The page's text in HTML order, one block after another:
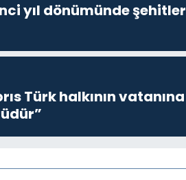
yıl dönümünde şehitler
Türk halkının vatanına